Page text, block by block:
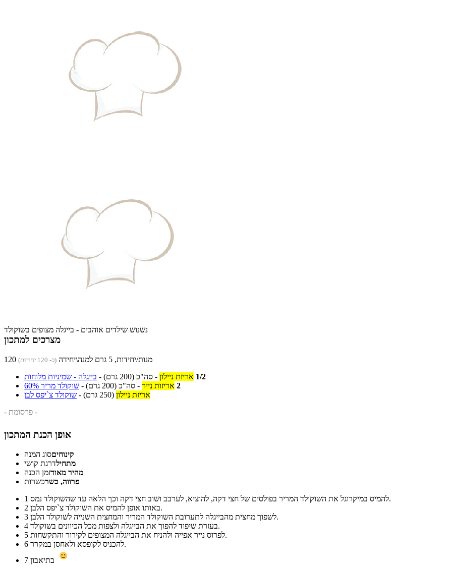
נשנוש שילדים אוהבים - בייגלה מצופים בשוקולד
מצרכים למתכון
120 מנות/יחידות, 5 גרם למנה\יחידה (כ- 120 יחידות)
בייגלה - שמיניות מלוחות - 1/2 אריזת ניילון - סה"כ (200 גרם)
שוקולד מריר 60% - 2 אריזות נייר - סה"כ (200 גרם)
שוקולד צ`יפס לבן - אריזת ניילון (250 גרם)
- פרסומת -
אופן הכנת המתכון
קינוחיםסוג המנה
מתחילדרגת קושי
מהיר מאודזמן הכנה
פרווה, כשרכשרות
1
להמיס במיקרוגל את השוקולד המריר בפולסים של חצי דקה, להוציא, לערבב ושוב חצי דקה וכך הלאה עד שהשוקולד נמס.
2
באותו אופן להמיס את השוקולד צ`יפס הלבן.
3
לשפוך מחצית מהבייגלה לתערובת השוקולד המריר והמחצית השנייה לשוקולד הלבן.
4
בעזרת שיפוד להפוך את הבייגלה ולצפות מכל הכיוונים בשוקולד.
5
לפרוס נייר אפייה ולהניח את הבייגלה המצופים לקירור והתקשחות.
6
להכניס לקופסא ולאחסן במקרר.
7